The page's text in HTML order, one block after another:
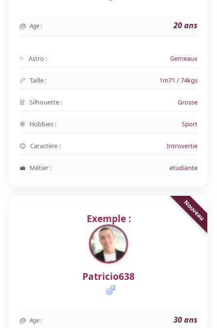
Age : 20 ans
Astro : Gemeaux
Taille : 1m71 / 74kgs
Silhouette : Grosse
Hobbies : Sport
Caractère : Introvertie
Métier : etudiante
Exemple :
Patricio638
Age : 30 ans